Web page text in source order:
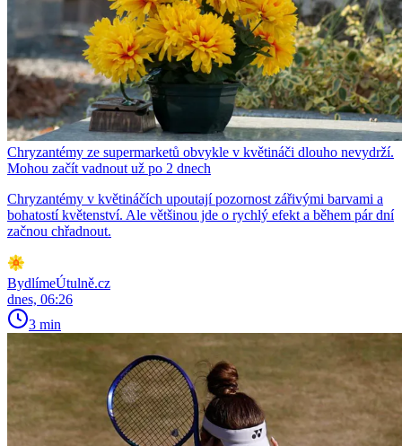
Chryzantémy ze supermarketů obvykle v květináči dlouho nevydrží.
Mohou začít vadnout už po 2 dnech
Chryzantémy v květináčích upoutají pozornost zářivými barvami a
bohatostí květenství. Ale většinou jde o rychlý efekt a během pár dní
začnou chřadnout.
BydlímeÚtulně.cz
dnes, 06:26
3 min